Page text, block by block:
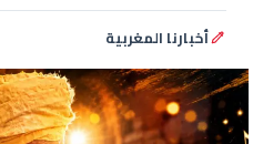
أخبارنا المغربية